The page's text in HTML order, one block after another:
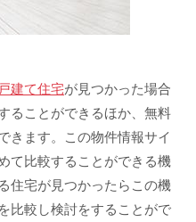
建て住宅が見つかった場合
ることができるほか、無料
きます。この物件情報サイ
て比較することができる機
住宅が見つかったらこの機
比較し検討をすることがで